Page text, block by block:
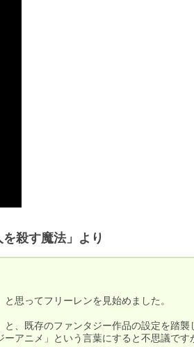
殺す魔法」より
思ってフリーレンを見始めました。
、既存のファンタジー作品の設定を踏襲
アニメ」という言葉にすると不思議です